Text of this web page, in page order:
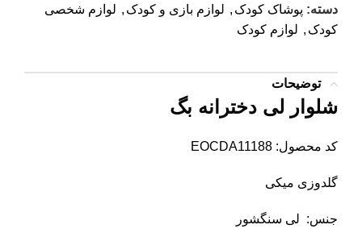
دسته: پوشاک کودک , لوازم بازی و کودک , لوازم شخصی
کودک , لوازم کودک
توضیحات
شلوار لی دخترانه بگ
کد محصول: EOCDA11188
گلدوزی میکی
جنس: لی سنگشور